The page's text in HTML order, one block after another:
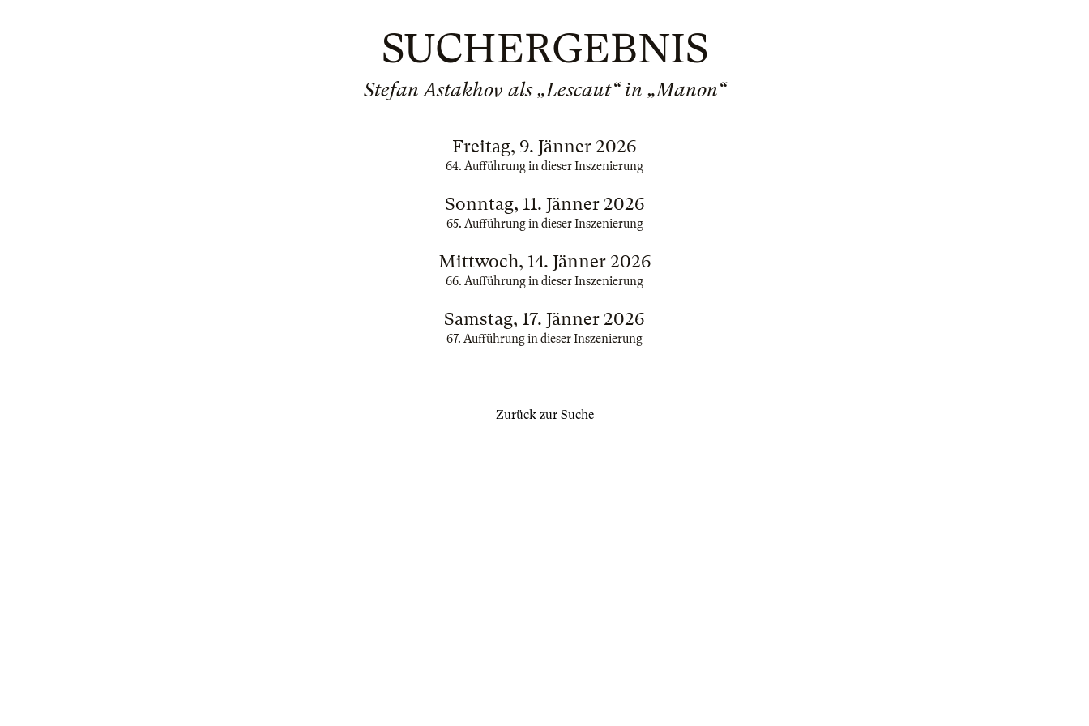
SUCHERGEBNIS
Stefan Astakhov als „Lescaut“ in „Manon“
Freitag, 9. Jänner 2026
64. Aufführung in dieser Inszenierung
Sonntag, 11. Jänner 2026
65. Aufführung in dieser Inszenierung
Mittwoch, 14. Jänner 2026
66. Aufführung in dieser Inszenierung
Samstag, 17. Jänner 2026
67. Aufführung in dieser Inszenierung
Zurück zur Suche